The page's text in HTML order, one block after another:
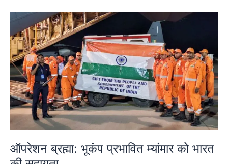
ऑपरेशन ब्रह्मा: भूकंप प्रभावित म्यांमार को भारत